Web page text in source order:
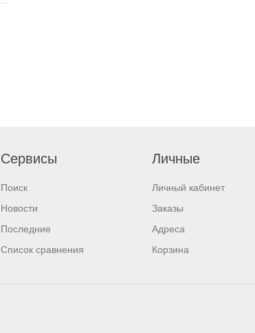
Сервисы
Поиск
Новости
Последние
Список сравнения
Личные
Личный кабинет
Заказы
Адреса
Корзина